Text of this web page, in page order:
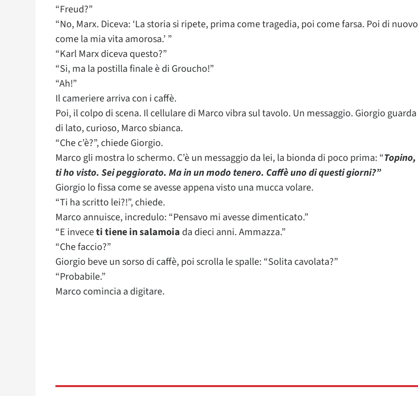
“Freud?”
“No, Marx. Diceva: ‘La storia si ripete, prima come tragedia, poi come farsa. Poi di nuovo
come la mia vita amorosa.’ ”
“Karl Marx diceva questo?”
“Si, ma la postilla finale è di Groucho!”
“Ah!”
Il cameriere arriva con i caffè.
Poi, il colpo di scena. Il cellulare di Marco vibra sul tavolo. Un messaggio. Giorgio guarda
di lato, curioso, Marco sbianca.
“Che c’è?”, chiede Giorgio.
Marco gli mostra lo schermo. C’è un messaggio da lei, la bionda di poco prima: “Topino,
ti ho visto. Sei peggiorato. Ma in un modo tenero. Caffè uno di questi giorni?”
Giorgio lo fissa come se avesse appena visto una mucca volare.
“Ti ha scritto lei?!”, chiede.
Marco annuisce, incredulo: “Pensavo mi avesse dimenticato.”
“E inveceti tiene in salamoia da dieci anni. Ammazza.”
“Che faccio?”
Giorgio beve un sorso di caffè, poi scrolla le spalle: “Solita cavolata?”
“Probabile.”
Marco comincia a digitare.